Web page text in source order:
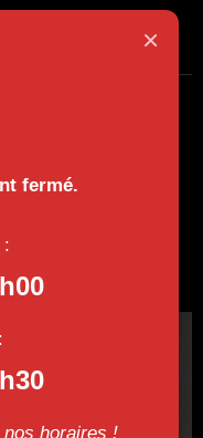
Concombre,
×
fermé.
:
horaires !